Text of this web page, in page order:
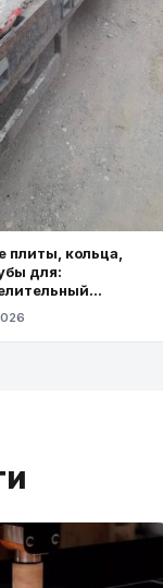
плиты, кольца,
для:
высокого